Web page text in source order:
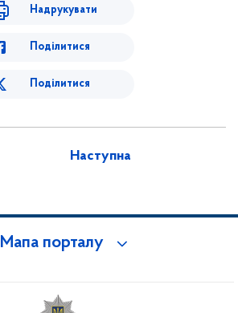
Надрукувати
Поділитися
Поділитися
Наступна
Мапа порталу